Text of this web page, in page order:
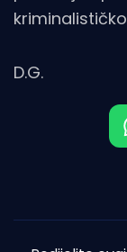
D.G.